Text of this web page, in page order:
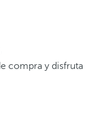
compra y disfruta